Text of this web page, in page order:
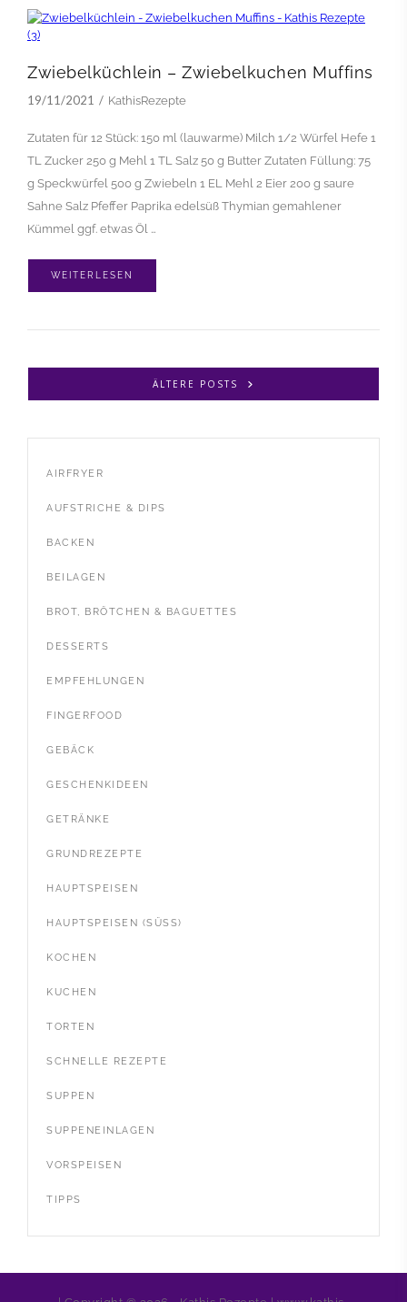
Zwiebelküchlein – Zwiebelkuchen Muffins
19/11/2021 KathisRezepte
Zutaten für 12 Stück: 150 ml (lauwarme) Milch 1/2 Würfel Hefe 1
TL Zucker 250 g Mehl 1 TL Salz 50 g Butter Zutaten Füllung: 75
g Speckwürfel 500 g Zwiebeln 1 EL Mehl 2 Eier 200 g saure
Sahne Salz Pfeffer Paprika edelsüß Thymian gemahlener
Kümmel ggf. etwas Öl …
WEITERLESEN
ÄLTERE POSTS
AIRFRYER
AUFSTRICHE & DIPS
BACKEN
BEILAGEN
BROT, BRÖTCHEN & BAGUETTES
DESSERTS
EMPFEHLUNGEN
FINGERFOOD
GEBÄCK
GESCHENKIDEEN
GETRÄNKE
GRUNDREZEPTE
HAUPTSPEISEN
HAUPTSPEISEN (SÜSS)
KOCHEN
KUCHEN
TORTEN
SCHNELLE REZEPTE
SUPPEN
SUPPENEINLAGEN
VORSPEISEN
TIPPS